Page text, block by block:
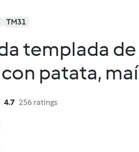
TM31
templada
patata,
4.7 256 ratings